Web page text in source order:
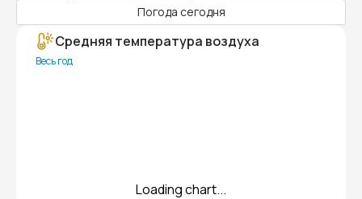
Погода сегодня
Средняя температура воздуха
Весь год
Loading chart...